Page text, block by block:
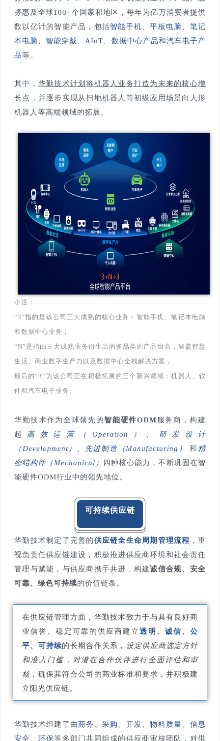
务惠及全球100+个国家和地区，每年为亿万消费者提供
数以亿计的智能产品，包括智能手机、平板电脑、笔记
本电脑、智能穿戴、AIoT、数据中心产品和汽车电子产
品等。
其中， 华勤技术计划将机器人业务打造为未来的核心增
长点 ，并逐步实现从扫地机器人等初级应用场景向人形
机器人等高端领域的拓展。
小注：
“3”指的是该公司三大成熟的核心业务：智能手机、笔记本电脑
和数据中心业务；
“N”是指由三大成熟业务衍生出的多品类的产品组合，涵盖智慧
生活、商业数字生产力以及数据中心全栈解决方案，
最后的“3”为该公司正在积极拓展的三个新兴领域：机器人、软
件和汽车电子业务。
华勤技术作为全球领先的智能硬件ODM服务商，构建
起 高效运营（Operation）、研发设计
（Development）、先进制造（Manufacturing）和精
密结构件（Mechanical）
四种核心能力，不断巩固在智
能硬件ODM行业中的领先地位。
可持续供应链
华勤技术制定了完善的供应链全生命周期管理流程 ，重
视负责任供应链建设，积极推进供应商环境和社会责任
管理与赋能，与供应商携手共进，构建诚信合规、安全
可靠、绿色可持续的价值链条。
在供应链管理方面，华勤技术致力于与具有良好商
业信誉、稳定可靠的供应商建立透明、诚信、公
平、可持续的长期合作关系， 设定供应商选定方针
和准入门槛，对潜在合作伙伴进行全面评估和审
核，确保其符合公司的商业标准和要求，并积极建
立阳光供应链。
华勤技术组建了由商务、采购、开发、物料质量、信息
安全、环保等多部门共同组成的供应商审核团队， 对供